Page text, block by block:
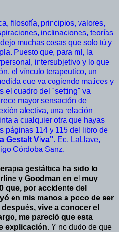
filosofía, principios, valores,
inclinaciones, teorías
muchas cosas que solo tú y
Puesto que, para mí, la
intersubjetivo y lo que
el vínculo terapéutico, un
que va cogiendo matices y
el cuadro del "setting" va
mayor sensación de
afectiva, una relación
a cualquier otra que hayas
páginas 114 y 115 del libro de
Gestalt Viva". Ed. LaLlave,
Córdoba Sanz.
gestáltica ha sido lo
y Goodman en el muy
que, por accidente del
en mis manos a poco de ser
vive a conocer el
me pareció que esta
explicación. Y no dudo de que